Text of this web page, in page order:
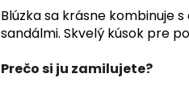
Blúzka sa krásne kombinuje
sandálmi. Skvelý kúsok pre
Prečo si ju zamilujete?